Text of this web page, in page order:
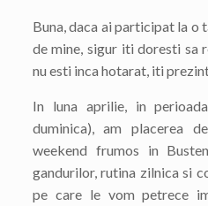
Buna, daca ai participat la o
de mine, sigur iti doresti sa
nu esti inca hotarat, iti
In luna aprilie, in
duminica), am placerea
weekend frumos in
gandurilor, rutina zilnica si
pe care le vom petrece